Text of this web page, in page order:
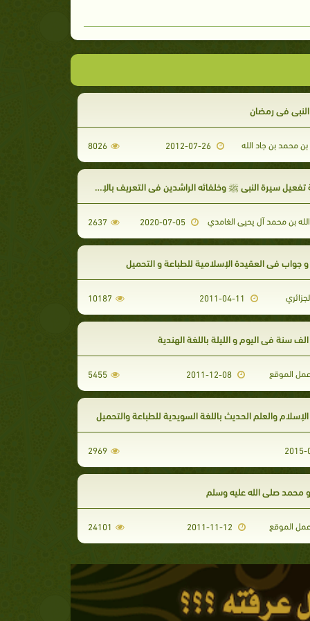
فى رمضان
محمد بن جاد الله 2012-07-26
8026
سيرة النبي ﷺ وخلفائه الراشدين في التعريف بالإسلام
بن محمد آل يحيى الغامدي 2020-07-05
2637
جواب في العقيدة الإسلامية للطباعة و التحميل
10187
سنة في اليوم و الليلة باللغة الهندية
الموقع 2011-12-08
5455
والعلم الحديث باللغة السويدية للطباعة والتحميل
2969
محمد صلى الله عليه وسلم
الموقع 24101